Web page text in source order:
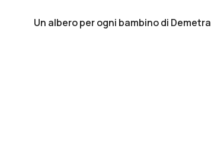
Un albero per ogni bambino di Demetra